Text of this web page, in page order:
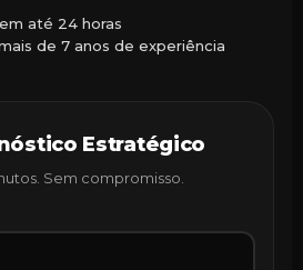
até 24 horas
de 7 anos de experiência
Estratégico
Sem compromisso.